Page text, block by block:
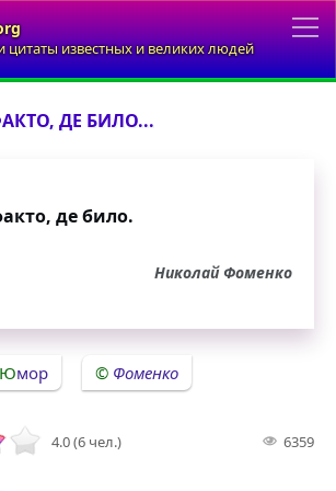
известных и великих людей
ДЕ БИЛО...
де било.
Николай Фоменко
Юмор Фоменко
4.0 (6 чел.) 6359